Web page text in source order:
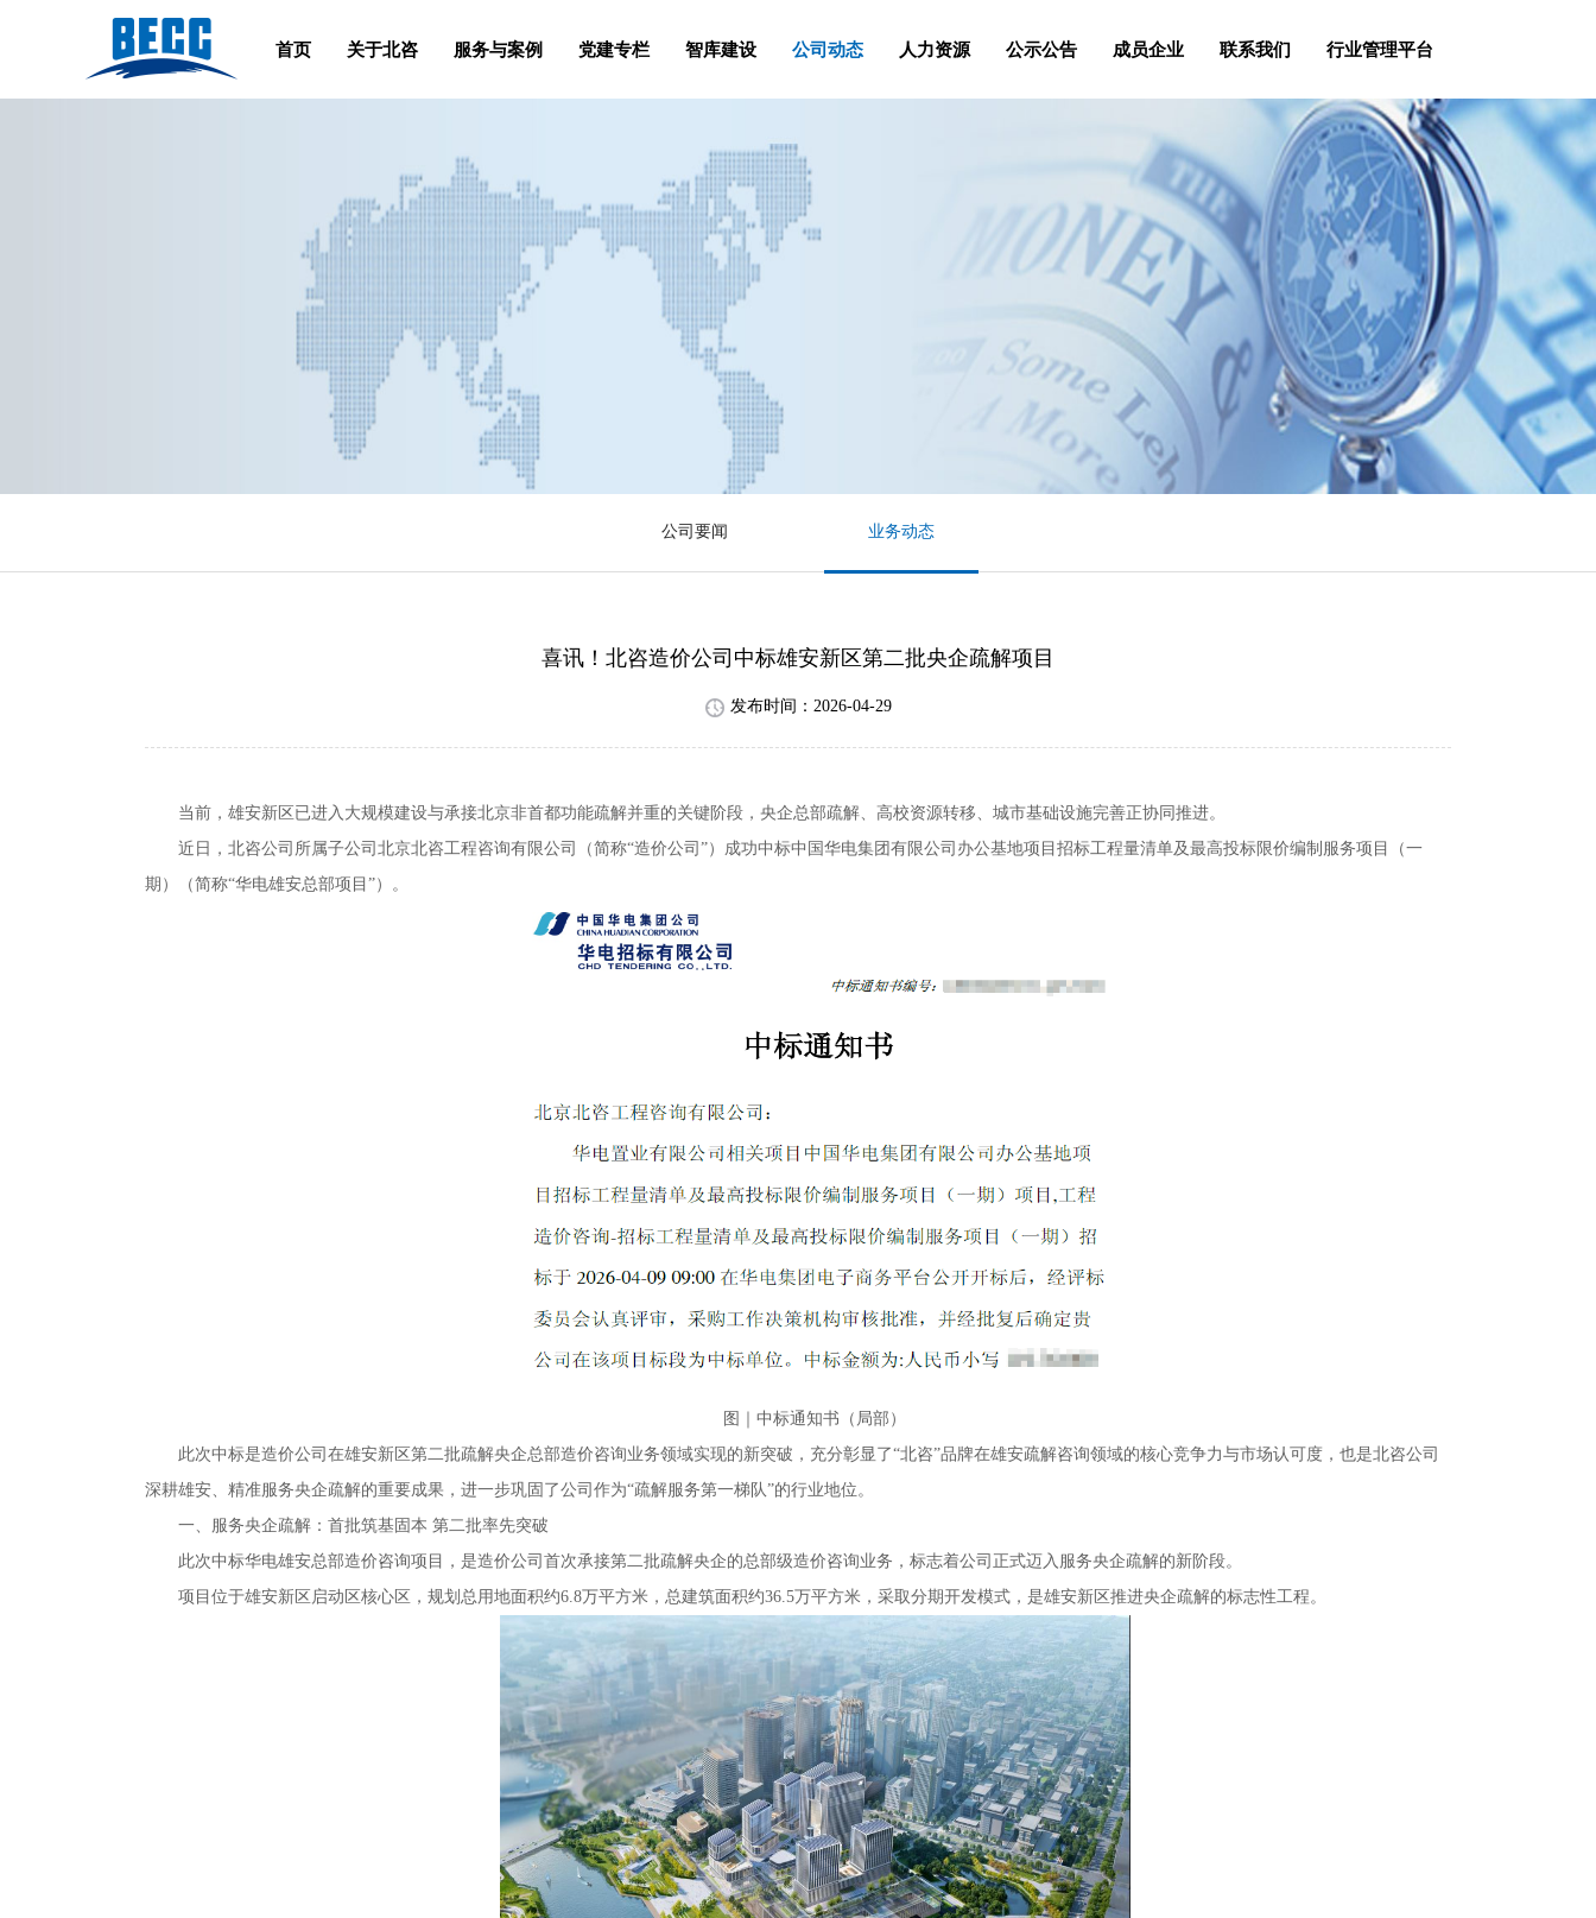
首页 关于北咨 服务与案例 党建专栏 智库建设 公司动态 人力资源 公示公告 成员企业 联系我们 行业管理平台
公司要闻 业务动态
喜讯！北咨造价公司中标雄安新区第二批央企疏解项目
发布时间：2026-04-29
当前，雄安新区已进入大规模建设与承接北京非首都功能疏解并重的关键阶段，央企总部疏解、高校资源转移、城市基础设施完善正协同推进。
近日，北咨公司所属子公司北京北咨工程咨询有限公司（简称“造价公司”）成功中标中国华电集团有限公司办公基地项目招标工程量清单及最高投标限价编制服务项目（一
期）（简称“华电雄安总部项目”）。
图｜中标通知书（局部）
此次中标是造价公司在雄安新区第二批疏解央企总部造价咨询业务领域实现的新突破，充分彰显了“北咨”品牌在雄安疏解咨询领域的核心竞争力与市场认可度，也是北咨公司
深耕雄安、精准服务央企疏解的重要成果，进一步巩固了公司作为“疏解服务第一梯队”的行业地位。
一、服务央企疏解：首批筑基固本 第二批率先突破
此次中标华电雄安总部造价咨询项目，是造价公司首次承接第二批疏解央企的总部级造价咨询业务，标志着公司正式迈入服务央企疏解的新阶段。
项目位于雄安新区启动区核心区，规划总用地面积约6.8万平方米，总建筑面积约36.5万平方米，采取分期开发模式，是雄安新区推进央企疏解的标志性工程。